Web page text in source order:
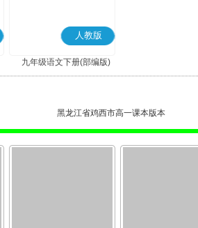
人教版
九年级语文下册(部编版)
黑龙江省鸡西市高一课本版本